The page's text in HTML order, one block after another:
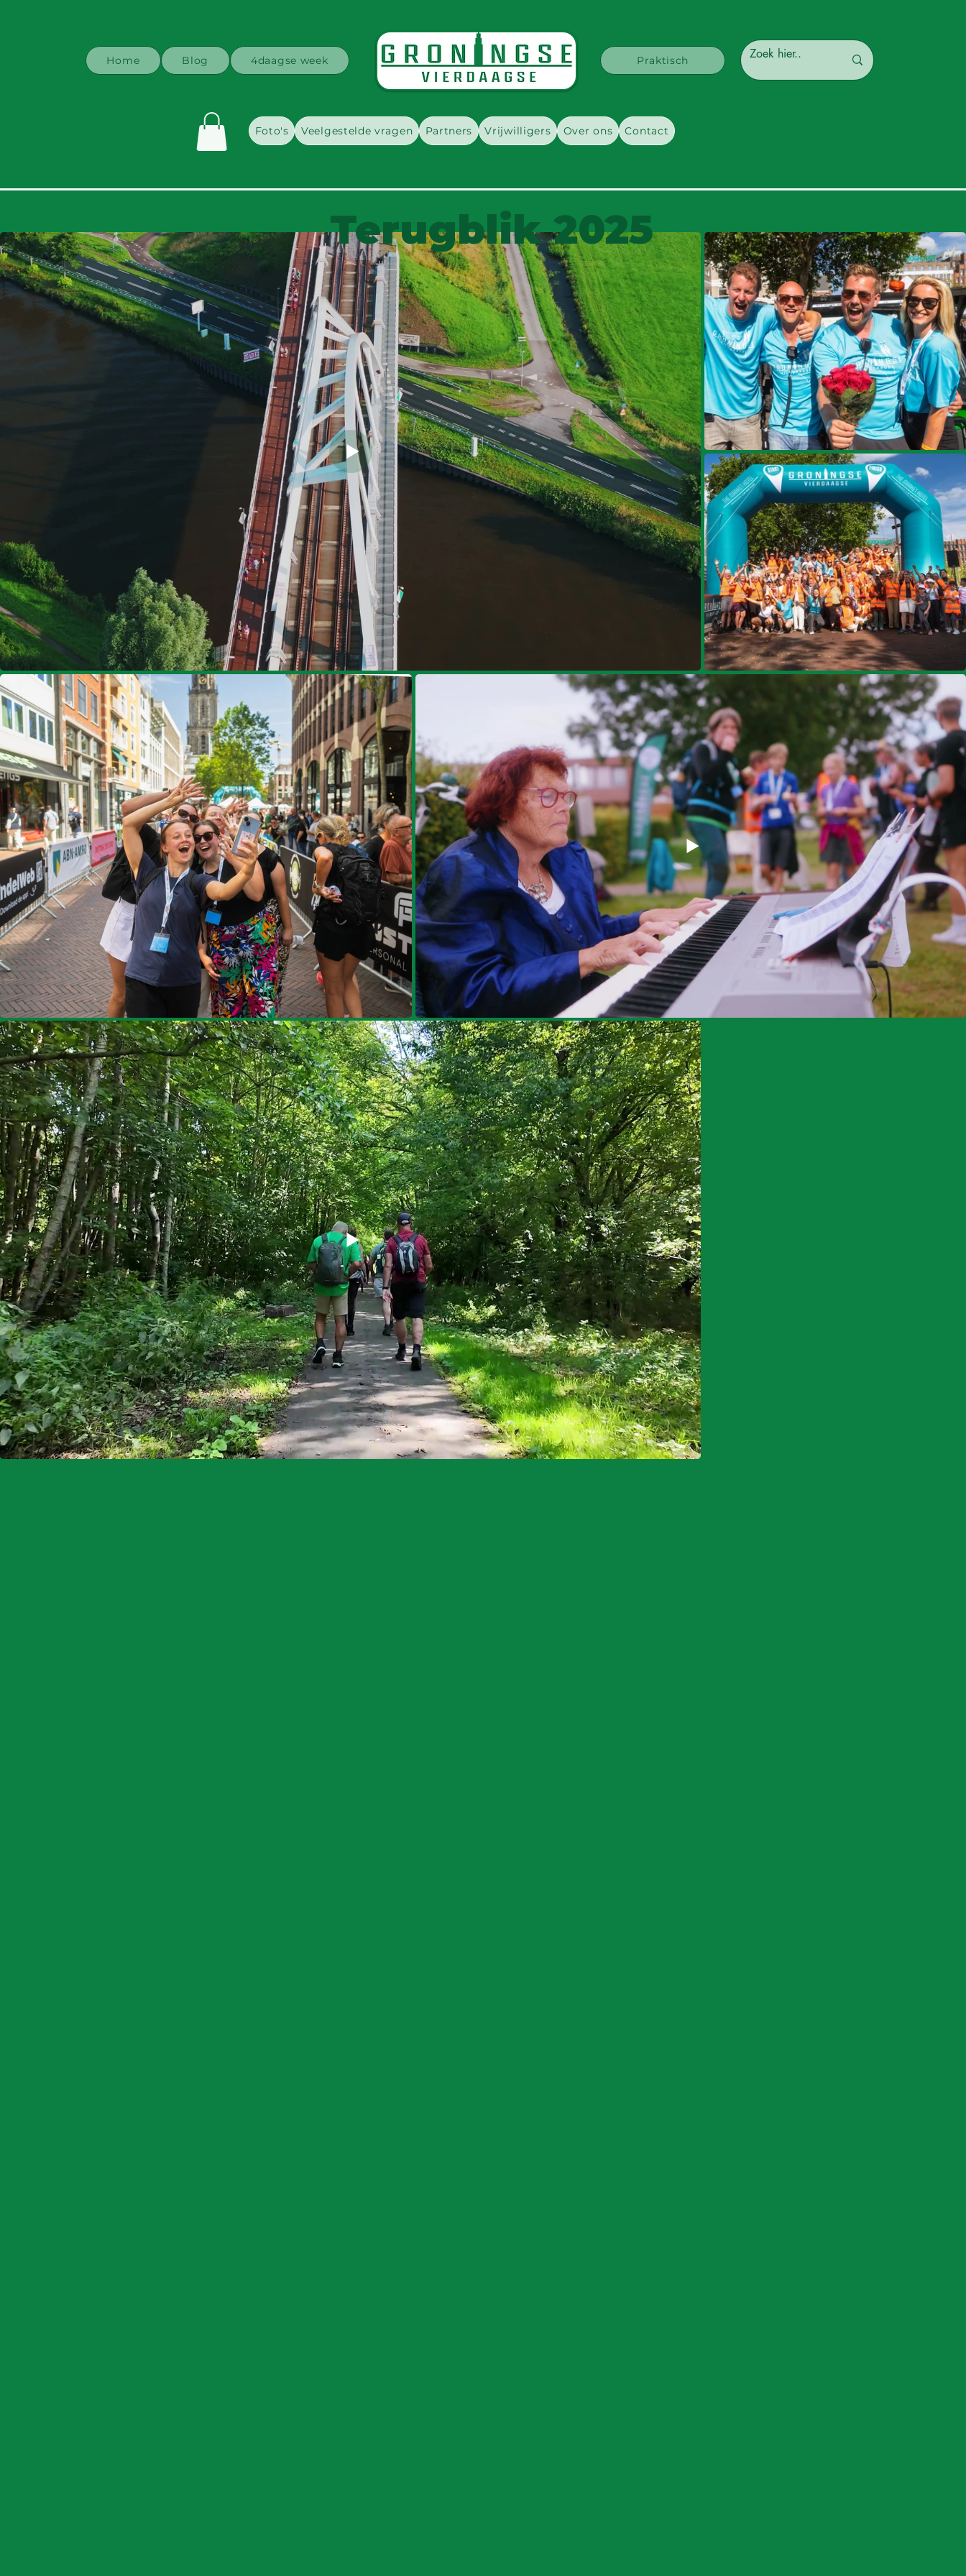
Home Blog 4daagse week Praktisch
Foto's Veelgestelde vragen Partners Vrijwilligers Over ons Contact
Terugblik 2025